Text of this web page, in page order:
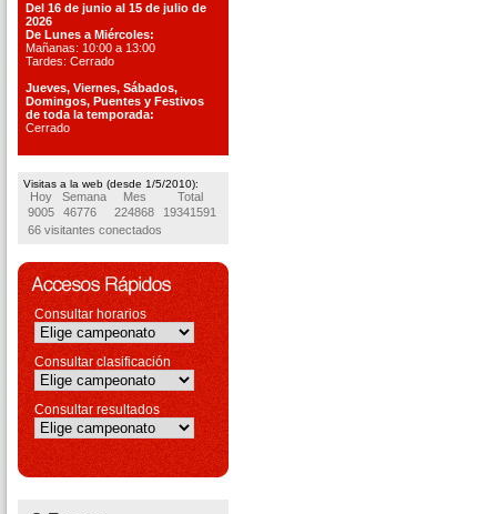
Del 16 de junio al 15 de julio de
2026
De Lunes a Miércoles:
Mañanas: 10:00 a 13:00
Tardes: Cerrado
Jueves, Viernes, Sábados,
Domingos, Puentes y Festivos
de toda la temporada:
Cerrado
Visitas a la web (desde 1/5/2010):
Hoy Semana Mes
Total
9005
46776 224868
19341591
66 visitantes conectados
Consultar horarios
Consultar clasificación
Consultar resultados